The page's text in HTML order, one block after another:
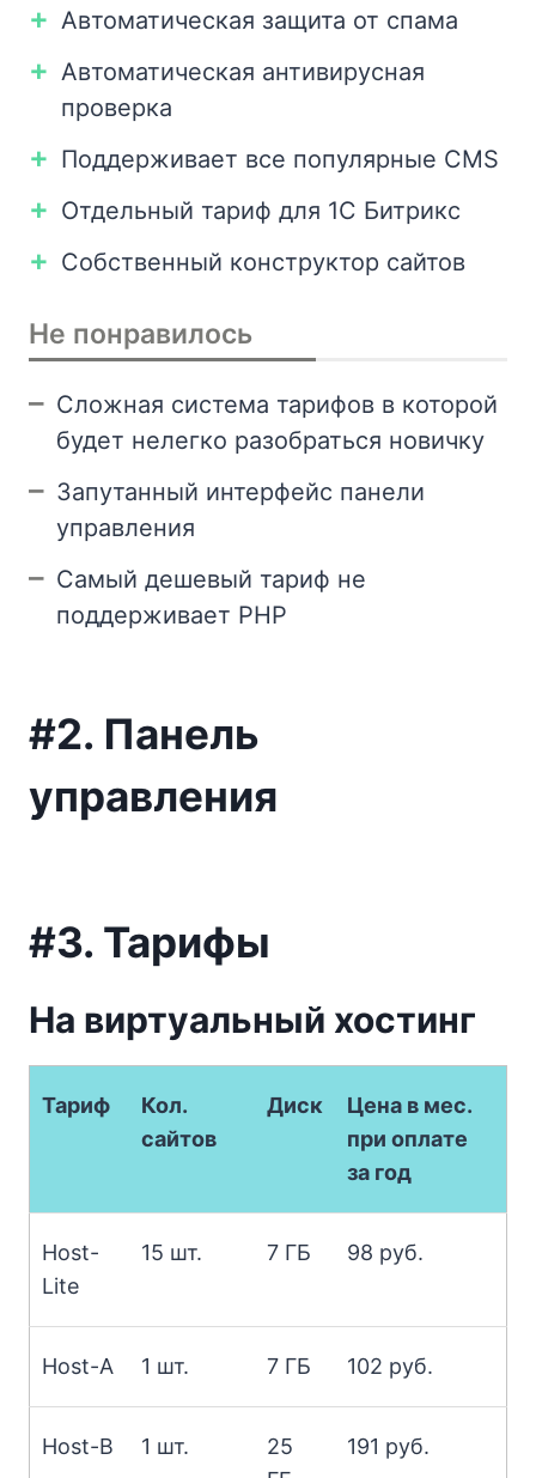
Автоматическая защита от спама
Автоматическая антивирусная
проверка
Поддерживает все популярные CMS
Отдельный тариф для 1С Битрикс
Собственный конструктор сайтов
Не понравилось
Сложная система тарифов в которой
будет нелегко разобраться новичку
Запутанный интерфейс панели
управления
Самый дешевый тариф не
поддерживает PHP
#2. Панель
управления
#3. Тарифы
На виртуальный хостинг
Тариф
Кол.
сайтов
Диск
Цена в мес.
при оплате
за год
Host-
Lite
15 шт. 7 ГБ 98 руб.
Host-A 1 шт. 7 ГБ 102 руб.
Host-B 1 шт.
25
191 руб.